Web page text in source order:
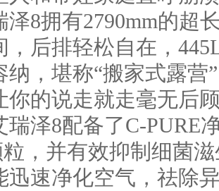
拥有2790mm的超
，后排轻松自在，
纳，堪称“搬家式露营
你的说走就走毫无后
瑞泽8配备了C-PURE
粒，并有效抑制细菌
迅速净化空气，祛除